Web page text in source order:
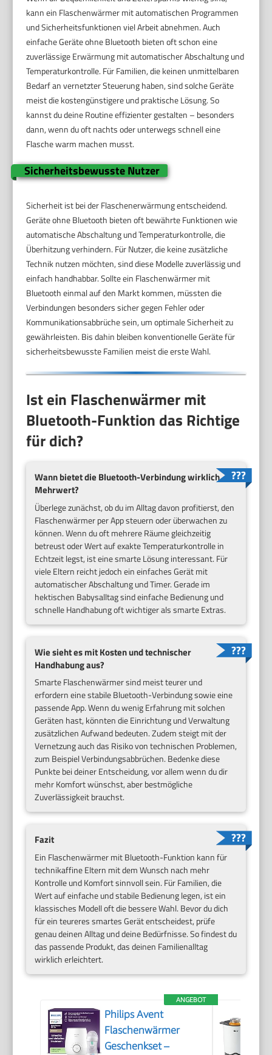
kann ein Flaschenwärmer mit automatischen Programmen
und Sicherheitsfunktionen viel Arbeit abnehmen. Auch
einfache Geräte ohne Bluetooth bieten oft schon eine
zuverlässige Erwärmung mit automatischer Abschaltung und
Temperaturkontrolle. Für Familien, die keinen unmittelbaren
Bedarf an vernetzter Steuerung haben, sind solche Geräte
meist die kostengünstigere und praktische Lösung. So
kannst du deine Routine effizienter gestalten – besonders
dann, wenn du oft nachts oder unterwegs schnell eine
Flasche warm machen musst.
Sicherheitsbewusste Nutzer
Sicherheit ist bei der Flaschenerwärmung entscheidend.
Geräte ohne Bluetooth bieten oft bewährte Funktionen wie
automatische Abschaltung und Temperaturkontrolle, die
Überhitzung verhindern. Für Nutzer, die keine zusätzliche
Technik nutzen möchten, sind diese Modelle zuverlässig und
einfach handhabbar. Sollte ein Flaschenwärmer mit
Bluetooth einmal auf den Markt kommen, müssten die
Verbindungen besonders sicher gegen Fehler oder
Kommunikationsabbrüche sein, um optimale Sicherheit zu
gewährleisten. Bis dahin bleiben konventionelle Geräte für
sicherheitsbewusste Familien meist die erste Wahl.
Ist ein Flaschenwärmer mit
Bluetooth-Funktion das Richtige
für dich?
Wann bietet die Bluetooth-Verbindung wirklich
Mehrwert?
Überlege zunächst, ob du im Alltag davon profitierst, den
Flaschenwärmer per App steuern oder überwachen zu
können. Wenn du oft mehrere Räume gleichzeitig
betreust oder Wert auf exakte Temperaturkontrolle in
Echtzeit legst, ist eine smarte Lösung interessant. Für
viele Eltern reicht jedoch ein einfaches Gerät mit
automatischer Abschaltung und Timer. Gerade im
hektischen Babysalltag sind einfache Bedienung und
schnelle Handhabung oft wichtiger als smarte Extras.
Wie sieht es mit Kosten und technischer
Handhabung aus?
Smarte Flaschenwärmer sind meist teurer und
erfordern eine stabile Bluetooth-Verbindung sowie eine
passende App. Wenn du wenig Erfahrung mit solchen
Geräten hast, könnten die Einrichtung und Verwaltung
zusätzlichen Aufwand bedeuten. Zudem steigt mit der
Vernetzung auch das Risiko von technischen Problemen,
zum Beispiel Verbindungsabbrüchen. Bedenke diese
Punkte bei deiner Entscheidung, vor allem wenn du dir
mehr Komfort wünschst, aber bestmögliche
Zuverlässigkeit brauchst.
Fazit
Ein Flaschenwärmer mit Bluetooth-Funktion kann für
technikaffine Eltern mit dem Wunsch nach mehr
Kontrolle und Komfort sinnvoll sein. Für Familien, die
Wert auf einfache und stabile Bedienung legen, ist ein
klassisches Modell oft die bessere Wahl. Bevor du dich
für ein teureres smartes Gerät entscheidest, prüfe
genau deinen Alltag und deine Bedürfnisse. So findest du
das passende Produkt, das deinen Familienalltag
wirklich erleichtert.
ANGEBOT
Philips Avent
Flaschenwärmer
Geschenkset –